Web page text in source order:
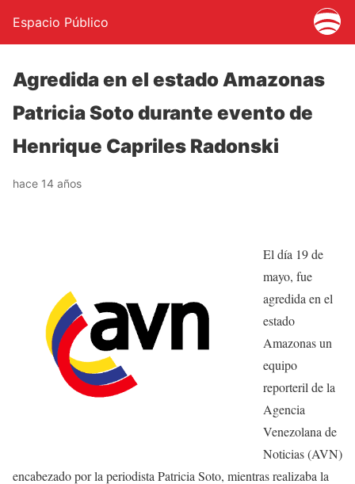
Espacio Público
Agredida en el estado Amazonas
Patricia Soto durante evento de
Henrique Capriles Radonski
hace 14 años
El día 19 de
mayo, fue
agredida en el
estado
Amazonas un
equipo
reporteril de la
Agencia
Venezolana de
Noticias (AVN)
encabezado por la periodista Patricia Soto, mientras realizaba la